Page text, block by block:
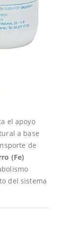
el apoyo
a base
de
(Fe)
del sistema